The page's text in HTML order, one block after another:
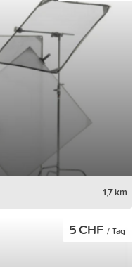
1,7 km
5 CHF / Tag